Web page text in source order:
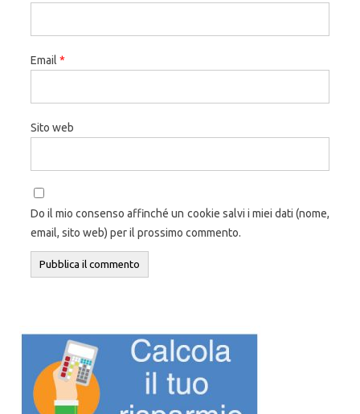
Email *
Sito web
Do il mio consenso affinché un cookie salvi i miei dati (nome,
email, sito web) per il prossimo commento.